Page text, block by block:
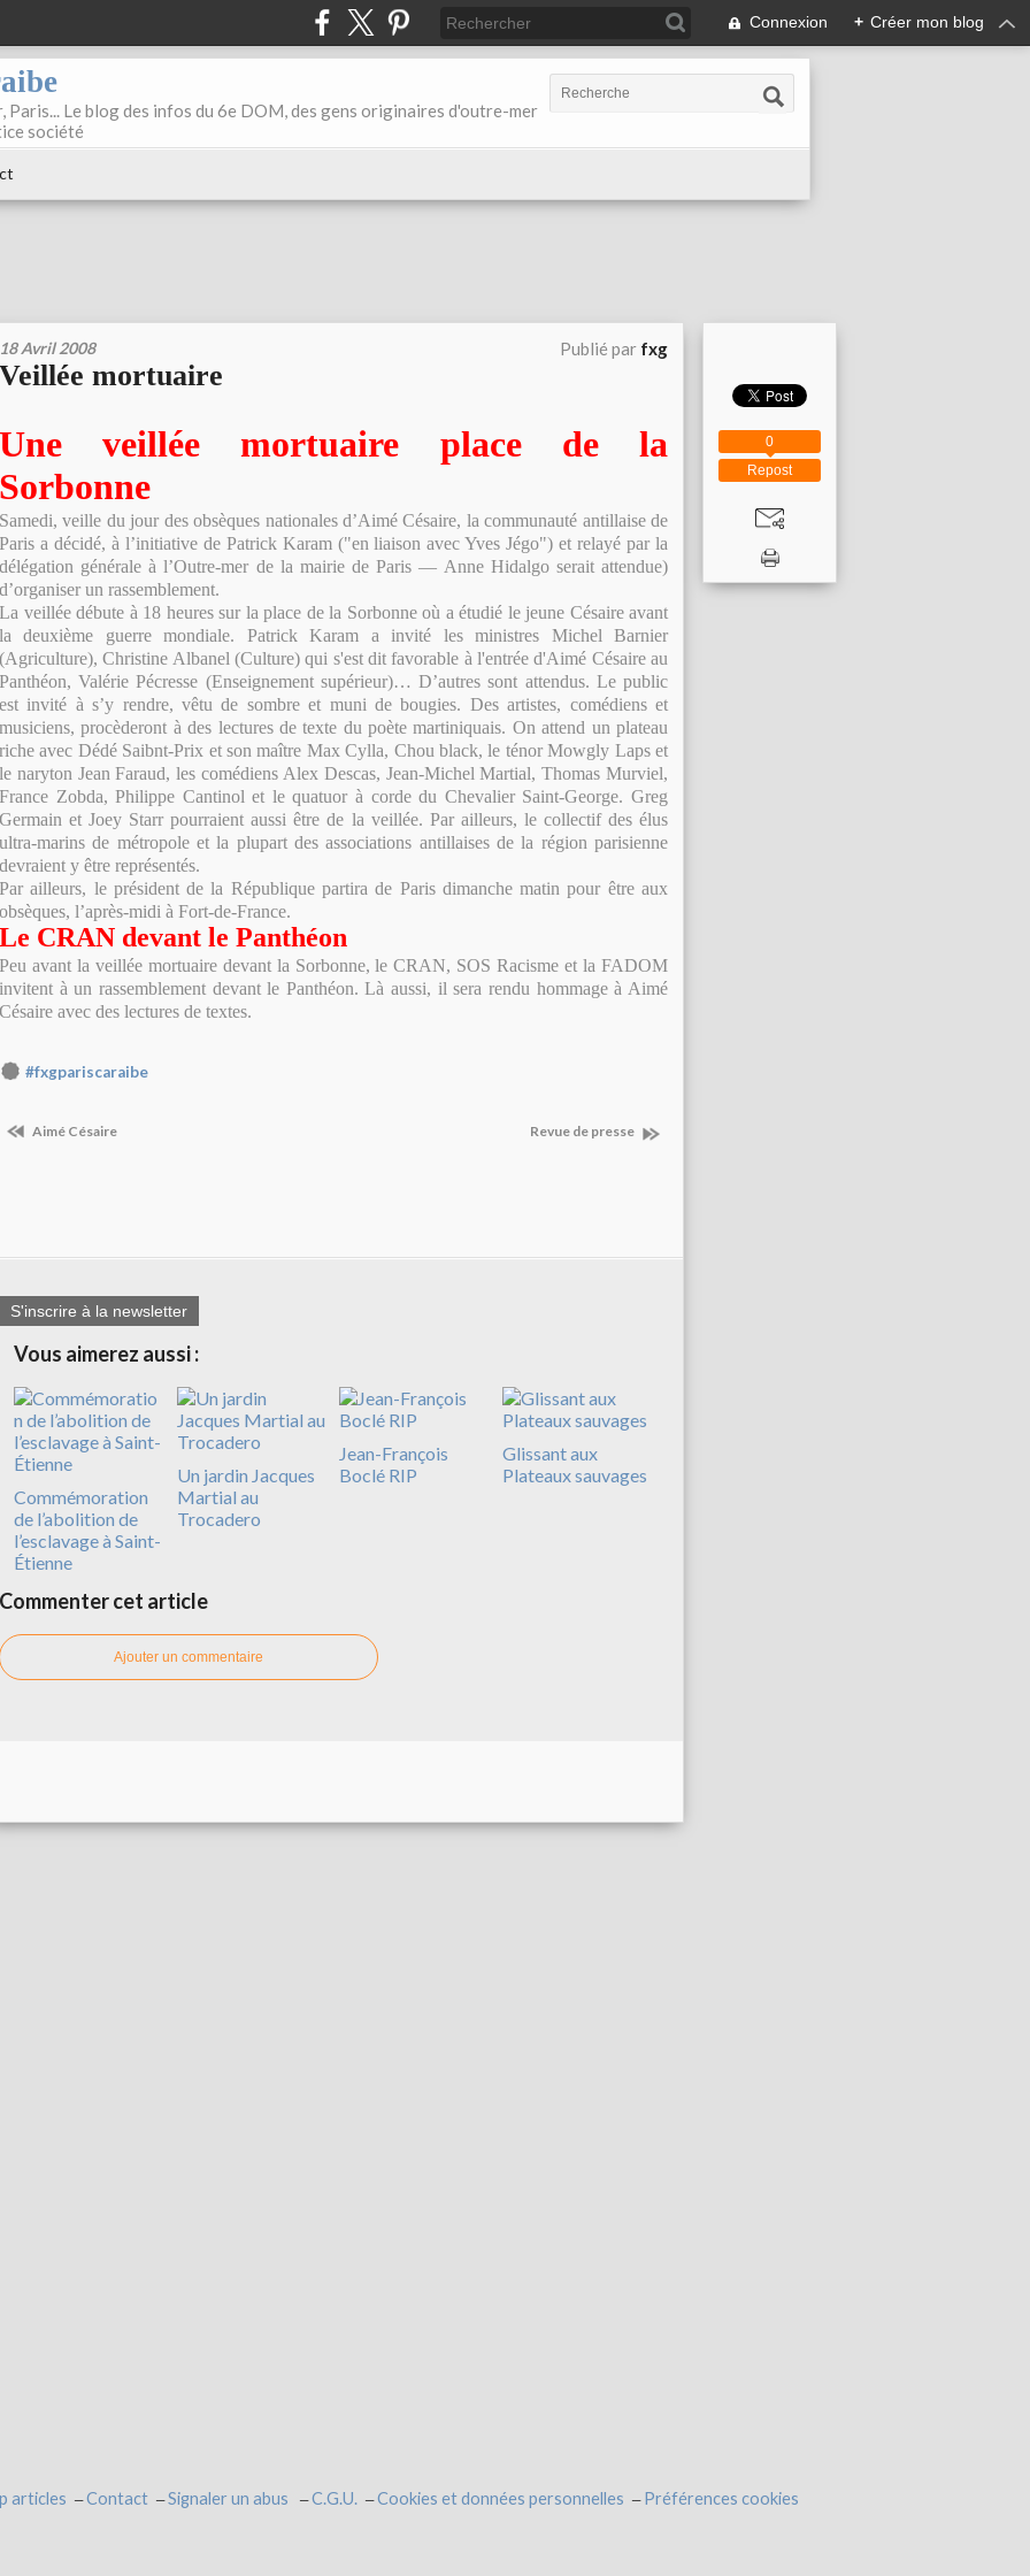
Connexion + Créer mon blog
Paris... Le blog des infos du 6e DOM, des gens originaires d'outre-mer
société
18 Avril 2008 Publié par fxg
Veillée mortuaire
Une veillée mortuaire place de la
Sorbonne
Samedi, veille du jour des obsèques nationales d’Aimé Césaire, la communauté antillaise de
Paris a décidé, à l’initiative de Patrick Karam ("en liaison avec Yves Jégo") et relayé par la
délégation générale à l’Outre-mer de la mairie de Paris — Anne Hidalgo serait attendue)
d’organiser un rassemblement.
La veillée débute à 18 heures sur la place de la Sorbonne où a étudié le jeune Césaire avant
la deuxième guerre mondiale. Patrick Karam a invité les ministres Michel Barnier
(Agriculture), Christine Albanel (Culture) qui s'est dit favorable à l'entrée d'Aimé Césaire au
Panthéon, Valérie Pécresse (Enseignement supérieur)… D’autres sont attendus. Le public
est invité à s’y rendre, vêtu de sombre et muni de bougies. Des artistes, comédiens et
musiciens, procèderont à des lectures de texte du poète martiniquais. On attend un plateau
riche avec Dédé Saibnt-Prix et son maître Max Cylla, Chou black, le ténor Mowgly Laps et
le naryton Jean Faraud, les comédiens Alex Descas, Jean-Michel Martial, Thomas Murviel,
France Zobda, Philippe Cantinol et le quatuor à corde du Chevalier Saint-George. Greg
Germain et Joey Starr pourraient aussi être de la veillée. Par ailleurs, le collectif des élus
ultra-marins de métropole et la plupart des associations antillaises de la région parisienne
devraient y être représentés.
Par ailleurs, le président de la République partira de Paris dimanche matin pour être aux
obsèques, l’après-midi à Fort-de-France.
Le CRAN devant le Panthéon
Peu avant la veillée mortuaire devant la Sorbonne, le CRAN, SOS Racisme et la FADOM
invitent à un rassemblement devant le Panthéon. Là aussi, il sera rendu hommage à Aimé
Césaire avec des lectures de textes.
#fxgpariscaraibe
Aimé Césaire Revue de presse
S'inscrire à la newsletter
Vous aimerez aussi :
Commémoration
de l’abolition de
l’esclavage à Saint-
Étienne
Un jardin Jacques
Martial au
Trocadero
Jean-François
Boclé RIP
Glissant aux
Plateaux sauvages
Commenter cet article
Ajouter un commentaire
Repost
0
articles Contact Signaler un abus C.G.U. Cookies et données personnelles Préférences cookies